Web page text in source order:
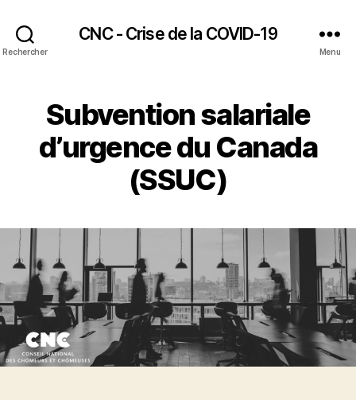
Rechercher
CNC - Crise de la COVID-19
Menu
Subvention salariale
d’urgence du Canada
(SSUC)